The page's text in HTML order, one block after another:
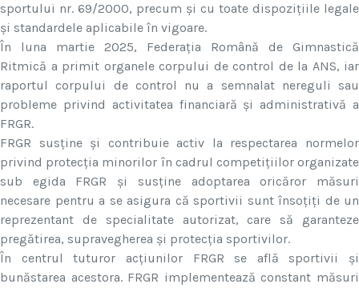
sportului nr. 69/2000, precum și cu toate dispozițiile legale
și standardele aplicabile în vigoare.
În luna martie 2025, Federația Română de Gimnastică
Ritmică a primit organele corpului de control de la ANS, iar
raportul corpului de control nu a semnalat nereguli sau
probleme privind activitatea financiară și administrativă a
FRGR.
FRGR susține și contribuie activ la respectarea normelor
privind protecția minorilor în cadrul competițiilor organizate
sub egida FRGR și susține adoptarea oricăror măsuri
necesare pentru a se asigura că sportivii sunt însoțiți de un
reprezentant de specialitate autorizat, care să garanteze
pregătirea, supravegherea și protecția sportivilor.
În centrul tuturor acțiunilor FRGR se află sportivii și
bunăstarea acestora. FRGR implementează constant măsuri